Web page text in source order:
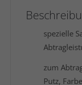
spezielle
zum
Putz,